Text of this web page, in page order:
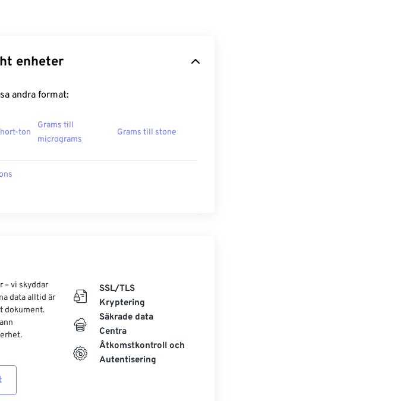
enheter
andra format:
ton
Grams till
micrograms
Grams till stone
– vi skyddar
data alltid är
dokument.
SSL/TLS
Kryptering
Säkrade data
Centra
Åtkomstkontroll och
Autentisering